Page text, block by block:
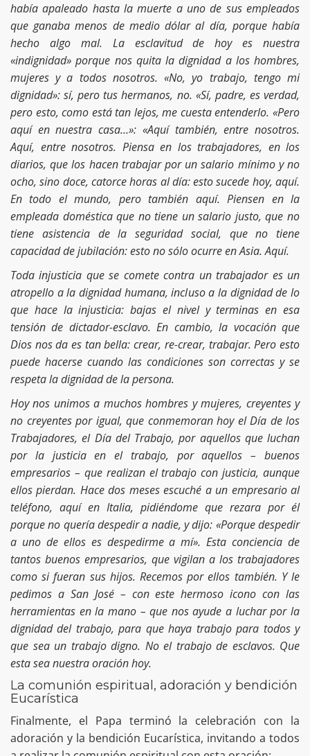
había apaleado hasta la muerte a uno de sus empleados
que ganaba menos de medio dólar al día, porque había
hecho algo mal. La esclavitud de hoy es nuestra
«indignidad» porque nos quita la dignidad a los hombres,
mujeres y a todos nosotros. «No, yo trabajo, tengo mi
dignidad»: sí, pero tus hermanos, no. «Sí, padre, es verdad,
pero esto, como está tan lejos, me cuesta entenderlo. «Pero
aquí en nuestra casa…»: «Aquí también, entre nosotros.
Aquí, entre nosotros. Piensa en los trabajadores, en los
diarios, que los hacen trabajar por un salario mínimo y no
ocho, sino doce, catorce horas al día: esto sucede hoy, aquí.
En todo el mundo, pero también aquí. Piensen en la
empleada doméstica que no tiene un salario justo, que no
tiene asistencia de la seguridad social, que no tiene
capacidad de jubilación: esto no sólo ocurre en Asia. Aquí.
Toda injusticia que se comete contra un trabajador es un
atropello a la dignidad humana, incluso a la dignidad de lo
que hace la injusticia: bajas el nivel y terminas en esa
tensión de dictador-esclavo. En cambio, la vocación que
Dios nos da es tan bella: crear, re-crear, trabajar. Pero esto
puede hacerse cuando las condiciones son correctas y se
respeta la dignidad de la persona.
Hoy nos unimos a muchos hombres y mujeres, creyentes y
no creyentes por igual, que conmemoran hoy el Día de los
Trabajadores, el Día del Trabajo, por aquellos que luchan
por la justicia en el trabajo, por aquellos – buenos
empresarios – que realizan el trabajo con justicia, aunque
ellos pierdan. Hace dos meses escuché a un empresario al
teléfono, aquí en Italia, pidiéndome que rezara por él
porque no quería despedir a nadie, y dijo: «Porque despedir
a uno de ellos es despedirme a mí». Esta conciencia de
tantos buenos empresarios, que vigilan a los trabajadores
como si fueran sus hijos. Recemos por ellos también. Y le
pedimos a San José – con este hermoso icono con las
herramientas en la mano – que nos ayude a luchar por la
dignidad del trabajo, para que haya trabajo para todos y
que sea un trabajo digno. No el trabajo de esclavos. Que
esta sea nuestra oración hoy.
La comunión espiritual, adoración y bendición
Eucarística
Finalmente, el Papa terminó la celebración con la
adoración y la bendición Eucarística, invitando a todos